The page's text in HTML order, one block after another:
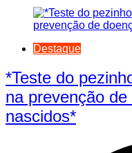
Destaque
*Teste do
na prevenção
nascidos*